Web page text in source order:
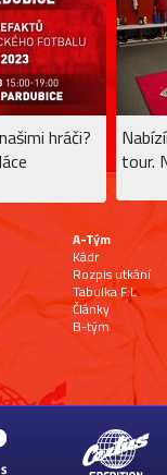
hráči?
tour.
A-Tým
Kádr
Rozpis utkání
Tabulka F:L
Články
B-tým